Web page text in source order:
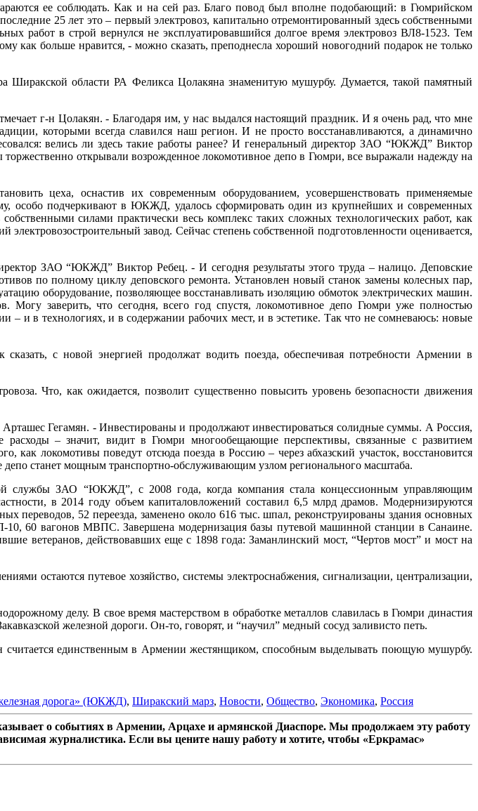
ее соблюдать. Как и на сей раз. Благо повод был вполне подобающий: в Гюмрийском
25 лет это – первый электровоз, капитально отремонтированный здесь собственными
работ в строй вернулся не эксплуатировавшийся долгое время электровоз ВЛ8-1523. Тем
больше нравится, - можно сказать, преподнесла хороший новогодний подарок не только
области РА Феликса Цолакяна знаменитую мушурбу. Думается, такой памятный
г-н Цолакян. - Благодаря им, у нас выдался настоящий праздник. И я очень рад, что мне
которыми всегда славился наш регион. И не просто восстанавливаются, а динамично
велись ли здесь такие работы ранее? И генеральный директор ЗАО “ЮКЖД” Виктор
открывали возрожденное локомотивное депо в Гюмри, все выражали надежду на
цеха, оснастив их современным оборудованием, усовершенствовать применяемые
особо подчеркивают в ЮКЖД, удалось сформировать один из крупнейших и современных
силами практически весь комплекс таких сложных технологических работ, как
завод. Сейчас степень собственной подготовленности оценивается,
ЗАО “ЮКЖД” Виктор Ребец. - И сегодня результаты этого труда – налицо. Деповские
по полному циклу деповского ремонта. Установлен новый станок замены колесных пар,
оборудование, позволяющее восстанавливать изоляцию обмоток электрических машин.
Могу заверить, что сегодня, всего год спустя, локомотивное депо Гюмри уже полностью
– и в технологиях, и в содержании рабочих мест, и в эстетике. Так что не сомневаюсь: новые
с новой энергией продолжат водить поезда, обеспечивая потребности Армении в
Что, как ожидается, позволит существенно повысить уровень безопасности движения
Гегамян. - Инвестированы и продолжают инвестироваться солидные суммы. А Россия,
расходы – значит, видит в Гюмри многообещающие перспективы, связанные с развитием
локомотивы поведут отсюда поезда в Россию – через абхазский участок, восстановится
станет мощным транспортно-обслуживающим узлом регионального масштаба.
службы ЗАО “ЮКЖД”, с 2008 года, когда компания стала концессионным управляющим
в 2014 году объем капиталовложений составил 6,5 млрд драмов. Модернизируются
переводов, 52 переезда, заменено около 616 тыс. шпал, реконструированы здания основных
60 вагонов МВПС. Завершена модернизация базы путевой машинной станции в Санаине.
ветеранов, действовавших еще с 1898 года: Заманлинский мост, “Чертов мост” и мост на
остаются путевое хозяйство, системы электроснабжения, сигнализации, централизации,
делу. В свое время мастерством в обработке металлов славилась в Гюмри династия
железной дороги. Он-то, говорят, и “научил” медный сосуд заливисто петь.
единственным в Армении жестянщиком, способным выделывать поющую мушурбу.
дорога» (ЮКЖД), Ширакский марз, Новости, Общество, Экономика, Россия
о событиях в Армении, Арцахе и армянской Диаспоре. Мы продолжаем эту работу
журналистика. Если вы цените нашу работу и хотите, чтобы «Еркрамас»